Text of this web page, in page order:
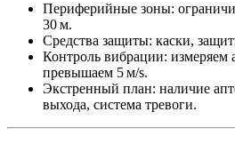
Периферийные зоны:
30 м.
Средства защиты: каски,
Контроль вибрации: измеряем
превышаем 5 м/s.
Экстренный план: наличие
выхода, система тревоги.